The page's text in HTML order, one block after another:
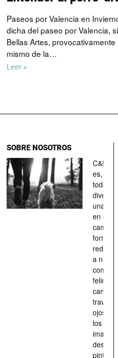
Paseos por Valencia en
dicha del paseo por Valencia,
Bellas Artes,
mismo de la…
Leer »
SOBRE NOSOTROS
C&D
es, ante
todo, un
una
en el
forma de
a
felinos y
través
ojos
los han
descrito,
pintado,